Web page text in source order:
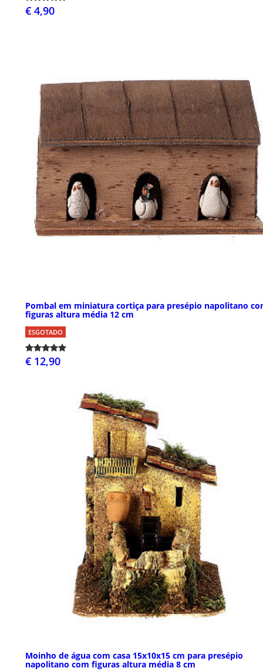
€ 4,90
Pombal em miniatura cortiça para presépio napolitano
figuras altura média 12 cm
ESGOTADO
€ 12,90
Moinho de água com casa 15x10x15 cm para presépio
napolitano com figuras altura média 8 cm